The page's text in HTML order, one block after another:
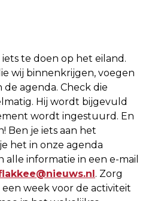
te doen op het eiland.
wij binnenkrijgen, voegen
agenda. Check die
Hij wordt bijgevuld
wordt ingestuurd. En
Ben je iets aan het
het in onze agenda
alle informatie in een e-mail
. Zorg
week voor de activiteit